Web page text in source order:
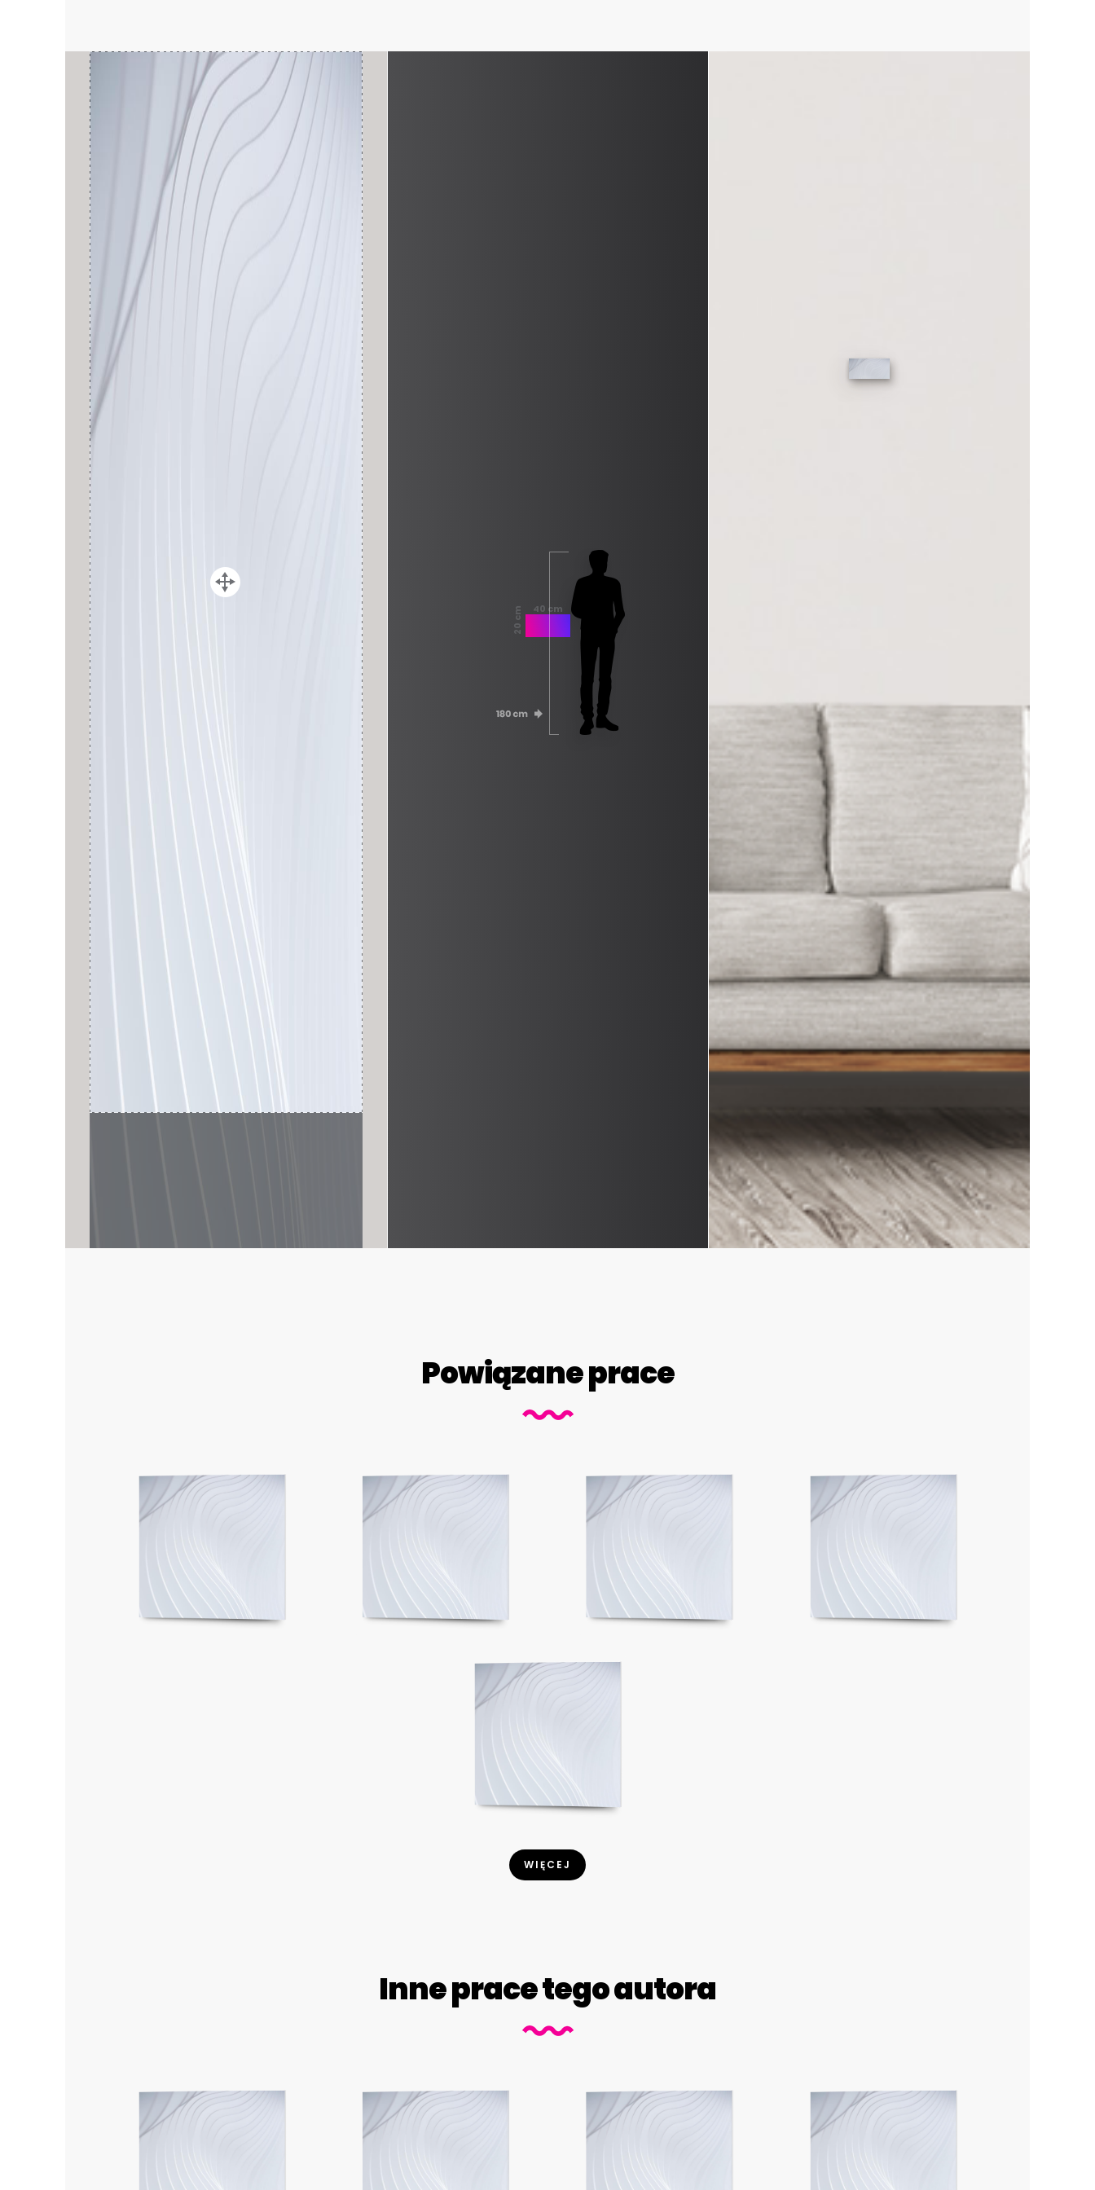
40 cm
20 cm
Powiązane prace
WIĘCEJ
Inne prace tego autora